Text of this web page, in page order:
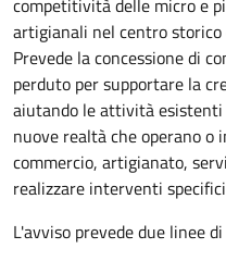
competitività delle micro e
artigianali nel centro storico
Prevede la concessione di
perduto per supportare la
aiutando le attività esistenti
nuove realtà che operano o
commercio, artigianato,
realizzare interventi
L'avviso prevede due linee